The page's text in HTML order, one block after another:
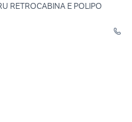
RETROCABINA E POLIPO